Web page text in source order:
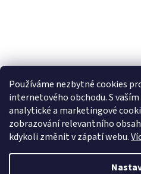
Používáme nezbytné cookies
internetového obchodu. S
analytické a marketingové
zobrazování relevantního
kdykoli změnit v zápatí webu.